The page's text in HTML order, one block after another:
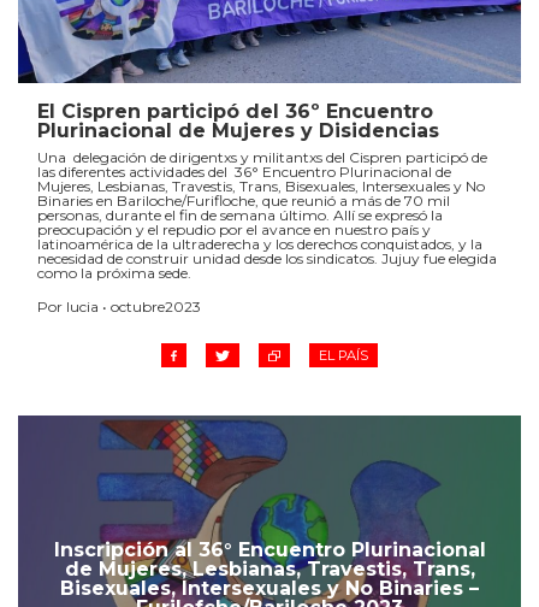
El Cispren participó del 36º Encuentro
Plurinacional de Mujeres y Disidencias
Una delegación de dirigentxs y militantxs del Cispren participó de
las diferentes actividades del 36° Encuentro Plurinacional de
Mujeres, Lesbianas, Travestis, Trans, Bisexuales, Intersexuales y No
Binaries en Bariloche/Furifloche, que reunió a más de 70 mil
personas, durante el fin de semana último. Allí se expresó la
preocupación y el repudio por el avance en nuestro país y
latinoamérica de la ultraderecha y los derechos conquistados, y la
necesidad de construir unidad desde los sindicatos. Jujuy fue elegida
como la próxima sede.
Por lucia • octubre2023
EL PAÍS
Inscripción al 36° Encuentro Plurinacional
de Mujeres, Lesbianas, Travestis, Trans,
Bisexuales, Intersexuales y No Binaries –